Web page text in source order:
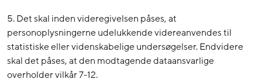
5. Det skal inden videregivelsen påses, at
personoplysningerne udelukkende videreanvendes til
statistiske eller videnskabelige undersøgelser. Endvidere
skal det påses, at den modtagende dataansvarlige
overholder vilkår 7-12.